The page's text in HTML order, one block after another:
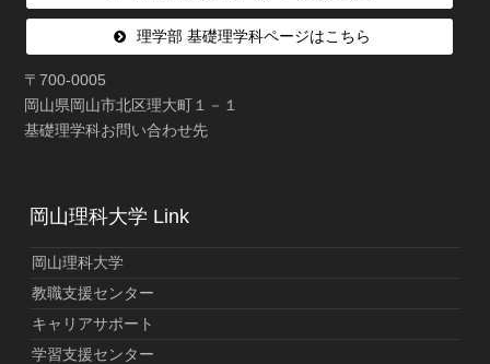
理学部 基礎理学科ページはこちら
〒700-0005
岡山県岡山市北区理大町１－１
基礎理学科お問い合わせ先
岡山理科大学 Link
岡山理科大学
教職支援センター
キャリアサポート
学習支援センター